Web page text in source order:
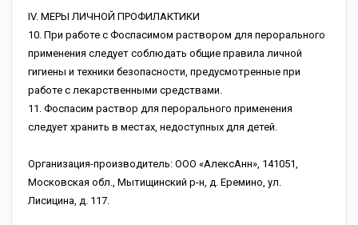
IV. МЕРЫ ЛИЧНОЙ ПРОФИЛАКТИКИ
10. При работе с Фоспасимом раствором для перорального
применения следует соблюдать общие правила личной
гигиены и техники безопасности, предусмотренные при
работе с лекарственными средствами.
11. Фоспасим раствор для перорального применения
следует хранить в местах, недоступных для детей.
Организация-производитель: ООО «АлексАнн», 141051,
Московская обл., Мытищинский р-н, д. Еремино, ул.
Лисицина, д. 117.